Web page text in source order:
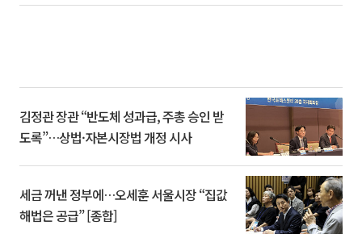
김정관 장관 “반도체 성과급, 주총 승인 받
도록”…상법·자본시장법 개정 시사
세금 꺼낸 정부에…오세훈 서울시장 “집값
해법은 공급” [종합]